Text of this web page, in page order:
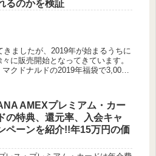
るのかを検証
ましたが、2019年が始まるうちに
に販売開始となってきています。
クドナルドの2019年福袋で3,000
AMEXプレミアム・カー
ドの特典、還元率、入会キャ
ペーンを紹介!!年15万円の価